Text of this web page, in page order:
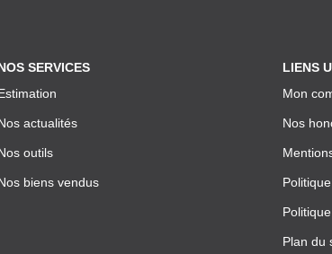
SERVICES
actualités
outils
biens vendus
LIENS
Mon
Nos
Plan du